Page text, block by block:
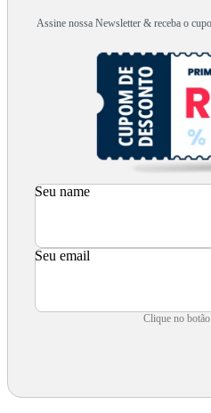
Assine nossa Newsletter & receba o
Seu name
Seu email
Clique no